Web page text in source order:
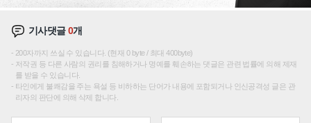
기사댓글0개
200자까지 쓰실 수 있습니다. (현재 0 byte / 최대 400byte)
저작권 등 다른 사람의 권리를 침해하거나 명예를 훼손하는 댓글은 관련 법률에 의해 제재
를 받을 수 있습니다.
타인에게 불쾌감을 주는 욕설 등 비하하는 단어가 내용에 포함되거나 인신공격성 글은 관
리자의 판단에 의해 삭제 합니다.